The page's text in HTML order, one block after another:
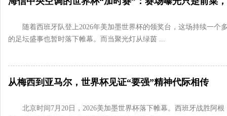
随着西班牙队登上2026年美加墨世界杯的领奖台，这场持续一个
的足坛盛事也暂时落下帷幕。而当聚光灯从绿茵 ...
从梅西到亚马尔，世界杯见证“要强”精神代际相传
北京时间7月20日，2026美加墨世界杯落下帷幕。西班牙战胜阿根